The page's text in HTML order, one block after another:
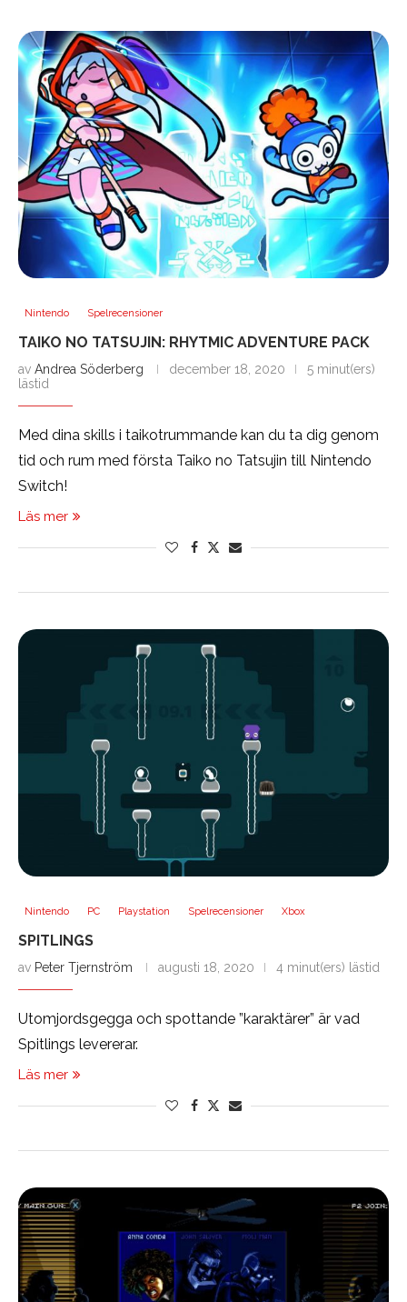
Nintendo Spelrecensioner
TAIKO NO TATSUJIN: RHYTMIC ADVENTURE PACK
av Andrea Söderberg december 18, 2020
5 minut(ers)
lästid
Med dina skills i taikotrummande kan du ta dig genom
tid och rum med första Taiko no Tatsujin till Nintendo
Switch!
Läs mer
Nintendo PC Playstation Spelrecensioner Xbox
SPITLINGS
av Peter Tjernström augusti 18, 2020 4 minut(ers) lästid
Utomjordsgegga och spottande ”karaktärer” är vad
Spitlings levererar.
Läs mer